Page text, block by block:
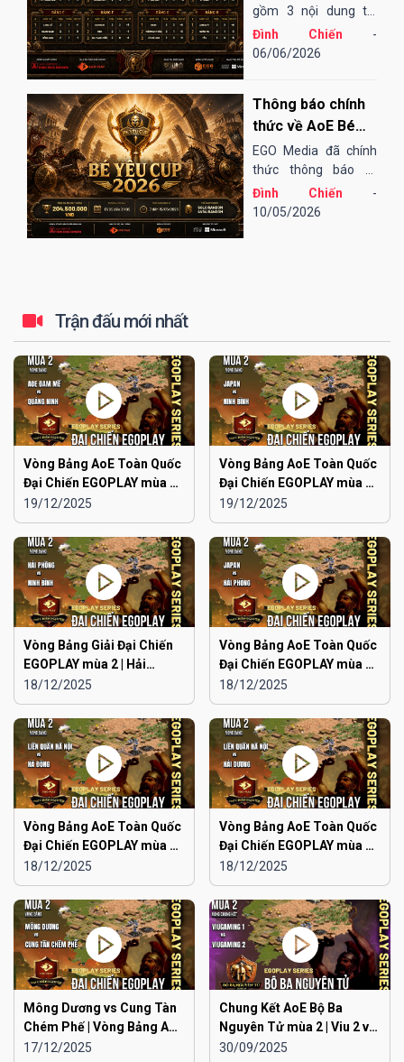
2026
gồm 3 nội dung thi
đấu: Solo Random,
Solo Shang và 4vs4
Online qua nền tảng
EGOPLAY, các trận
bán kết và chung...
Đình Chiến -
06/06/2026
Thông báo chính
thức về AoE Bé
Yêu Cup 2026
EGO Media đã chính
thức thông báo tổ
chức giải đấu AoE Bé
Yêu Cup 2026 (lần
Đình Chiến -
10/05/2026
Trận đấu mới nhất
Vòng Bảng AoE Toàn Quốc
Đại Chiến EGOPLAY mùa 2 |
Aoe Đam Mê vs Quảng
Ninh
19/12/2025
Vòng Bảng AoE Toàn Quốc
Đại Chiến EGOPLAY mùa 2 |
Japan vs Ninh Bình
19/12/2025
Vòng Bảng Giải Đại Chiến
EGOPLAY mùa 2 | Hải
Phòng vs Ninh Bình
18/12/2025
Vòng Bảng AoE Toàn Quốc
Đại Chiến EGOPLAY mùa 2 |
Japan vs Hải Phòng
18/12/2025
Vòng Bảng AoE Toàn Quốc
Đại Chiến EGOPLAY mùa 2 |
Liên Quân Hà Nội vs Hà
Đông
18/12/2025
Vòng Bảng AoE Toàn Quốc
Đại Chiến EGOPLAY mùa 2 |
Liên Quân Hà Nội vs Hải
Dương
18/12/2025
Mông Dương vs Cung Tàn
Chém Phế | Vòng Bảng AoE
Toàn Quốc Đại Chiến
17/12/2025
Chung Kết AoE Bộ Ba
Nguyên Tử mùa 2 | Viu 2 vs
Viu 1
30/09/2025